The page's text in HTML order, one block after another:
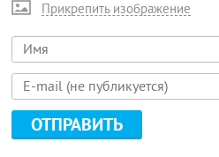
Прикрепить изображение